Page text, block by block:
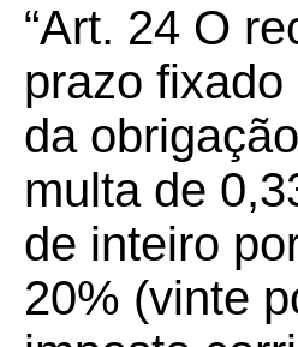
“Art. 24 O
prazo
da
multa de
de inteiro
20% (vinte